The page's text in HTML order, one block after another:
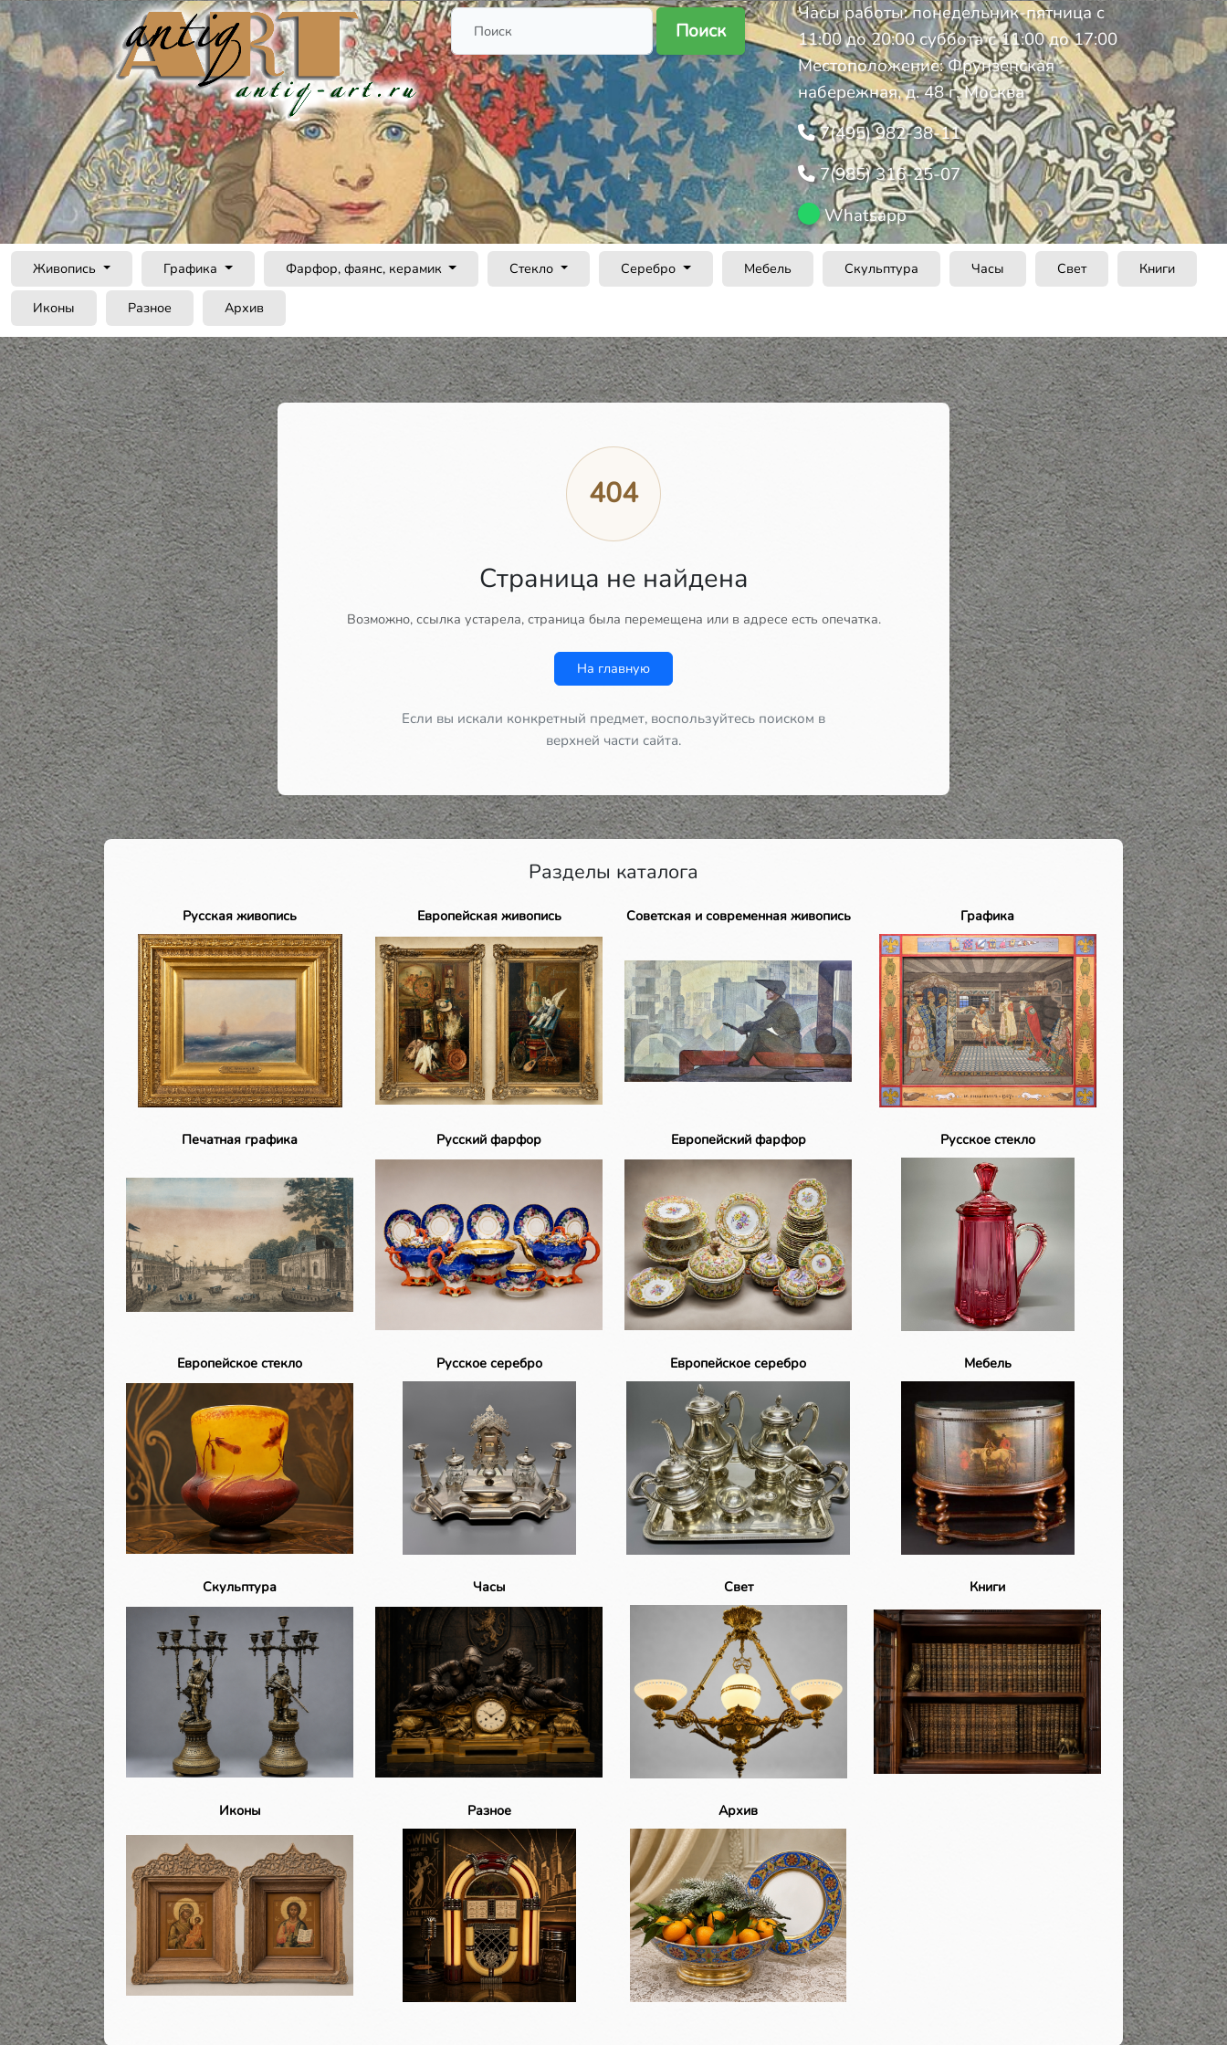
Поиск
Часы работы: понедельник-пятница с
11:00 до 20:00 суббота с 11:00 до 17:00
Местоположение: Фрунзенская
набережная, д. 48 г. Москва
7(495) 982-38-11
7(985) 316-25-07
Whatsapp
Живопись Графика Фарфор, фаянс, керамик Стекло Серебро Мебель Скульптура Часы Свет Книги
Иконы Разное Архив
404
Страница не найдена
Возможно, ссылка устарела, страница была перемещена или в адресе есть опечатка.
На главную
Если вы искали конкретный предмет, воспользуйтесь поиском в
верхней части сайта.
Разделы каталога
Русская живопись Европейская живопись Советская и современная живопись Графика
Печатная графика Русский фарфор Европейский фарфор Русское стекло
Европейское стекло Русское серебро Европейское серебро Мебель
Скульптура Часы Свет Книги
Иконы Разное Архив